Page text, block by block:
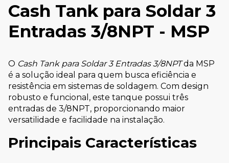
Cash Tank para Soldar 3
Entradas 3/8NPT - MSP
O Cash Tank para Soldar 3 Entradas 3/8NPTda MSP
é a solução ideal para quem busca eficiência e
resistência em sistemas de soldagem. Com design
robusto e funcional, este tanque possui três
entradas de 3/8NPT, proporcionando maior
versatilidade e facilidade na instalação.
Principais Características